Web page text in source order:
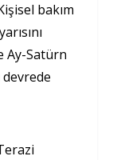
bakım
Ay-Satürn
devrede